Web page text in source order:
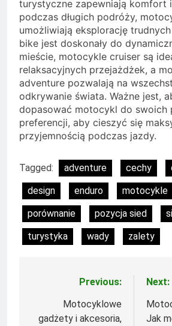
turystyczne zapewniają komfort
podczas długich podróży,
umożliwiają eksplorację
bike jest doskonały do
mieście, motocykle cruiser są
relaksacyjnych przejażdżek, a
adventure pozwalają na
odkrywanie świata. Ważne jest,
dopasować motocykl do swoich
preferencji, aby cieszyć się
przyjemnością podczas jazdy.
Tagged: adventure cechy
design
enduro motocykle
porównanie
pozycja sied
turystyka
wady zalety
Nawigacja
wpisu
Previous:
Motocyklowe
gadżety i akcesoria,
Next:
Jak